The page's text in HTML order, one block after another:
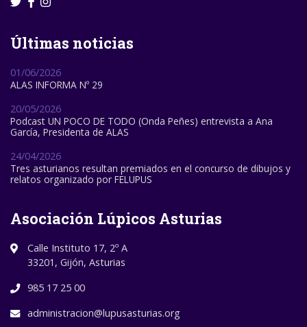
Últimas noticias
01/06/2026
ALAS INFORMA Nº 29
20/05/2026
Podcast UN POCO DE TODO (Onda Peñes) entrevista a Ana
García, Presidenta de ALAS
24/04/2026
Tres asturianos resultan premiados en el concurso de dibujos y
relatos organizado por FELUPUS
Asociación Lúpicos Asturias
Calle Instituto 17, 2º A
33201, Gijón, Asturias
985 17 25 00
administracion@lupusasturias.org